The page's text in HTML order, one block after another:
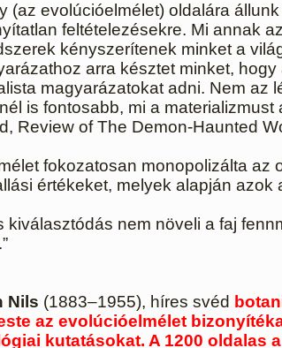
(az evolúcióelmélet) oldalára
feltételezésekre. Mi annak
kényszerítenek minket a
arra késztet minket,
magyarázatokat adni. Nem
is fontosabb, mi a
Review of The Demon-Haunted
fokozatosan monopolizálta
értékeket, melyek alapján azok
kiválasztódás nem növeli a faj
Nils (1883–1955), híres svéd
az evolúcióelmélet
kutatásokat. A 1200 oldalas a